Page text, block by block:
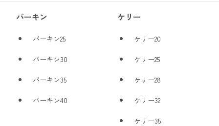
バーキン
バーキン25
バーキン30
バーキン35
バーキン40
ケリー
ケリー20
ケリー25
ケリー28
ケリー32
ケリー35